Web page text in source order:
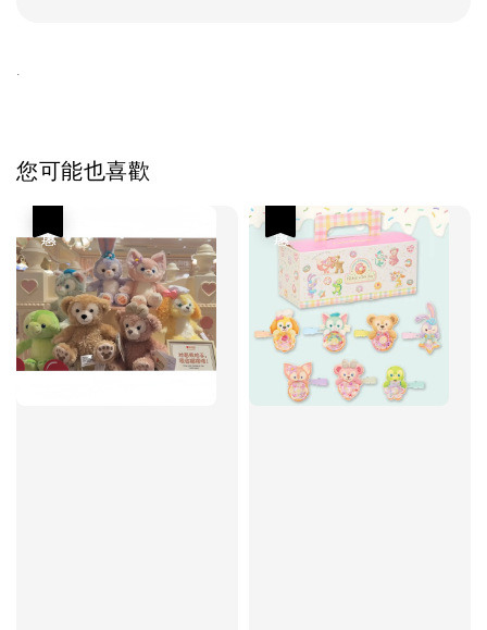
您可能也喜歡